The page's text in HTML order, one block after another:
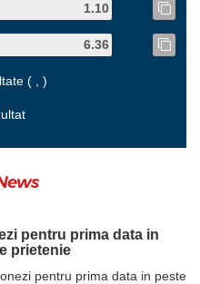
( , )
pentru prima data in
prietenie
pentru prima data in peste